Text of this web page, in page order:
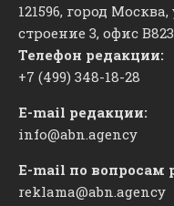
121596, город
строение 3, офис ​В823
Телефон редакции:
+7 (499) 348-18-28
E-mail редакции:
info@abn.agency
E-mail по вопросам
reklama@abn.agency